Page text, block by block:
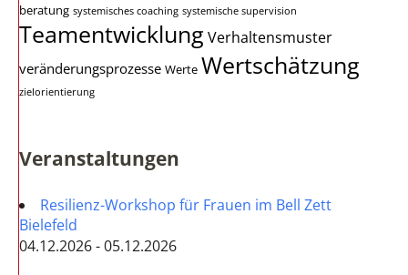
beratung systemisches coaching systemische supervision
Teamentwicklung Verhaltensmuster
veränderungsprozesse Werte Wertschätzung
zielorientierung
Veranstaltungen
Resilienz-Workshop für Frauen im Bell Zett
Bielefeld
04.12.2026 - 05.12.2026